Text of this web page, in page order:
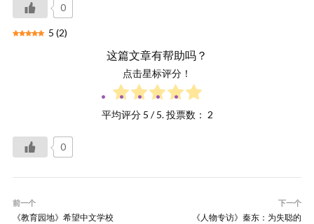
0
5 (2)
这篇文章有帮助吗？
点击星标评分！
平均评分 5 / 5. 投票数： 2
0
前一个
《教育园地》希望中文学校
下一个
《人物专访》秦东：为失聪的